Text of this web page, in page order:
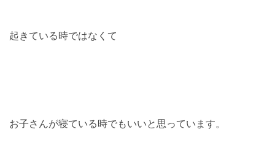
起きている時ではなくて
お子さんが寝ている時でもいいと思っています。